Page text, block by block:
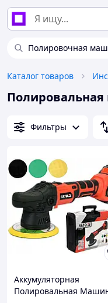
Полировочная
Каталог товаров
Фильтры
Аккумуляторная
Полировальная